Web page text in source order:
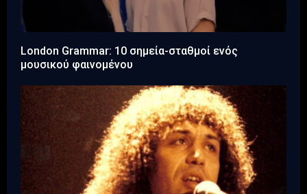
London Grammar: 10 σημεία-σταθμοί ενός
μουσικού φαινομένου